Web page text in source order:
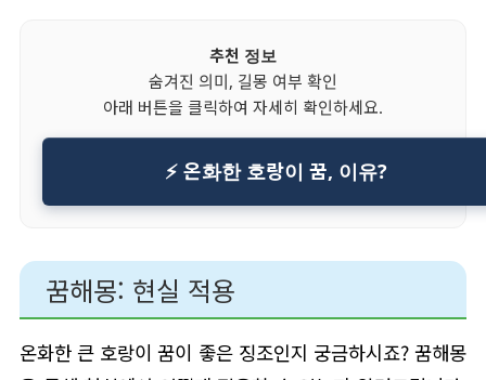
추천 정보
숨겨진 의미, 길몽 여부 확인
아래 버튼을 클릭하여 자세히 확인하세요.
⚡ 온화한 호랑이 꿈, 이유?
꿈해몽: 현실 적용
온화한 큰 호랑이 꿈이 좋은 징조인지 궁금하시죠? 꿈해몽